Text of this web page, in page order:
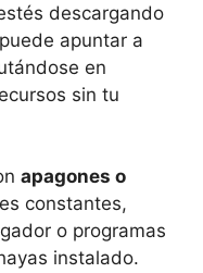
descargando
apuntar a
en
sin tu
apagones o
constantes,
o programas
instalado.